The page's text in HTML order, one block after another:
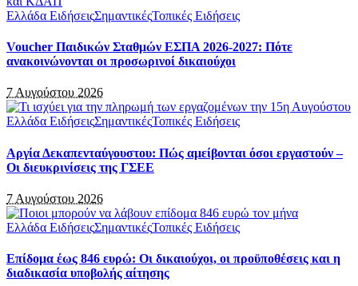
Ελλάδα ΕιδήσειςΣημαντικέςΤοπικές Ειδήσεις
Voucher Παιδικών Σταθμών ΕΣΠΑ 2026-2027: Πότε
ανακοινώνονται οι προσωρινοί δικαιούχοι
7 Αυγούστου 2026
Ελλάδα ΕιδήσειςΣημαντικέςΤοπικές Ειδήσεις
Αργία Δεκαπενταύγουστου: Πώς αμείβονται όσοι εργαστούν –
Οι διευκρινίσεις της ΓΣΕΕ
7 Αυγούστου 2026
Ελλάδα ΕιδήσειςΣημαντικέςΤοπικές Ειδήσεις
Επίδομα έως 846 ευρώ: Οι δικαιούχοι, οι προϋποθέσεις και η
διαδικασία υποβολής αίτησης